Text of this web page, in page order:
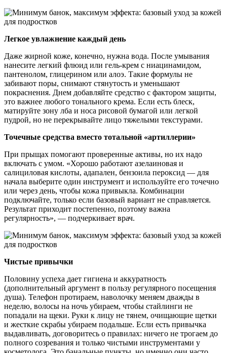
Легкое увлажнение каждый день
Даже жирной коже, конечно, нужна вода. После умывания
нанесите легкий флюид или гель-крем с ниацинамидом,
пантенолом, глицерином или алоэ. Такие формулы не
забивают поры, снимают стянутость и уменьшают
покраснения. Днем добавляйте средство с фактором защиты,
это важнее любого тонального крема. Если есть блеск,
матируйте зону лба и носа рисовой бумагой или легкой
пудрой, но не перекрывайте лицо тяжелыми текстурами.
Точечные средства вместо тотальной «артиллерии»
При прыщах помогают проверенные активы, но их надо
включать с умом. «Хорошо работают азелаиновая и
салициловая кислоты, адапален, бензоила пероксид — для
начала выберите один инструмент и используйте его точечно
или через день, чтобы кожа привыкла. Комбинации
подключайте, только если базовый вариант не справляется.
Результат приходит постепенно, поэтому важна
регулярность», — подчеркивает врач.
Чистые привычки
Половину успеха дает гигиена и аккуратность
(дополнительный аргумент в пользу регулярного посещения
душа). Телефон протираем, наволочку меняем дважды в
неделю, волосы на ночь убираем, чтобы стайлинги не
попадали на щеки. Руки к лицу не тянем, очищающие щетки
и жесткие скрабы убираем подальше. Если есть привычка
выдавливать, договоритесь о правилах: ничего не трогаем до
полного созревания и только чистыми инструментами у